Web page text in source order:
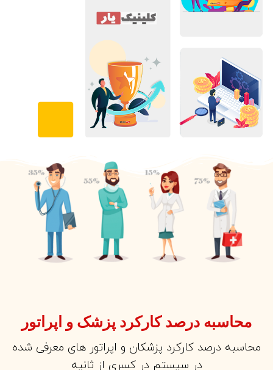
محاسبه درصد کارکرد پزشک و اپراتور
محاسبه درصد کارکرد پزشکان و اپراتور های معرفی شده
در سیستم در کسری از ثانیه